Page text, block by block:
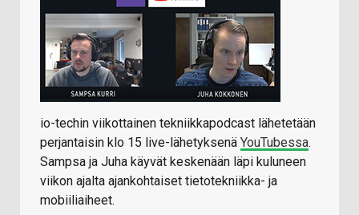
io-techin viikottainen tekniikkapodcast lähetetään
perjantaisin klo 15 live-lähetyksenä YouTubessa.
Sampsa ja Juha käyvät keskenään läpi kuluneen
viikon ajalta ajankohtaiset tietotekniikka- ja
mobiiliaiheet.